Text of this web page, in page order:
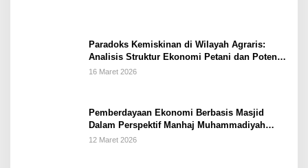
Paradoks Kemiskinan di Wilayah Agraris:
Analisis Struktur Ekonomi Petani dan Potensi
Pemberdayaan Berbasis Masjid di Kabupaten
16 Maret 2026
Pemberdayaan Ekonomi Berbasis Masjid
Dalam Perspektif Manhaj Muhammadiyah
Untuk Penguatan Keluarga Sakinah di
12 Maret 2026